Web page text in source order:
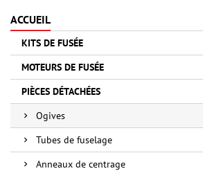
ACCUEIL
KITS DE FUSÉE
MOTEURS DE FUSÉE
PIÈCES DÉTACHÉES
Ogives
Tubes de fuselage
Anneaux de centrage